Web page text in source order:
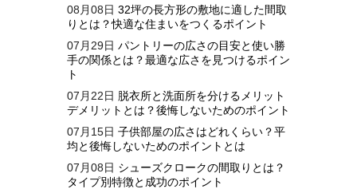
08月08日 32坪の長方形の敷地に適した間取
りとは？快適な住まいをつくるポイント
07月29日 パントリーの広さの目安と使い勝
手の関係とは？最適な広さを見つけるポイン
ト
07月22日 脱衣所と洗面所を分けるメリット
デメリットとは？後悔しないためのポイント
07月15日 子供部屋の広さはどれくらい？平
均と後悔しないためのポイントとは
07月08日 シューズクロークの間取りとは？
タイプ別特徴と成功のポイント